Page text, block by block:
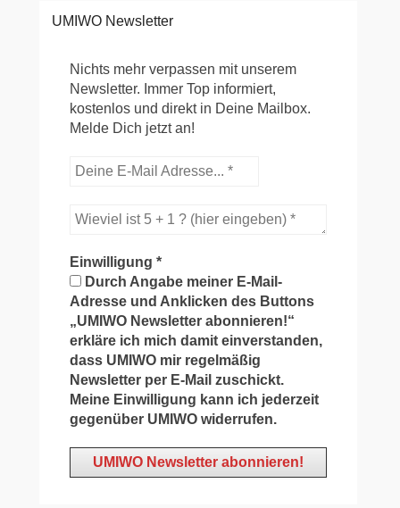
UMIWO Newsletter
Nichts mehr verpassen mit unserem
Newsletter. Immer Top informiert,
kostenlos und direkt in Deine Mailbox.
Melde Dich jetzt an!
Einwilligung*
Durch Angabe meiner E-Mail-
Adresse und Anklicken des Buttons
„UMIWO Newsletter abonnieren!“
erkläre ich mich damit einverstanden,
dass UMIWO mir regelmäßig
Newsletter per E-Mail zuschickt.
Meine Einwilligung kann ich jederzeit
gegenüber UMIWO widerrufen.